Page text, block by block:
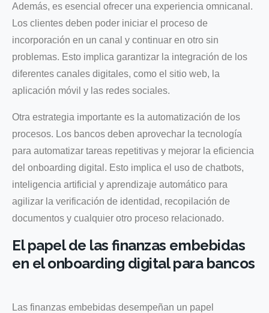
Además, es esencial ofrecer una experiencia omnicanal.
Los clientes deben poder iniciar el proceso de
incorporación en un canal y continuar en otro sin
problemas. Esto implica garantizar la integración de los
diferentes canales digitales, como el sitio web, la
aplicación móvil y las redes sociales.
Otra estrategia importante es la automatización de los
procesos. Los bancos deben aprovechar la tecnología
para automatizar tareas repetitivas y mejorar la eficiencia
del onboarding digital. Esto implica el uso de chatbots,
inteligencia artificial y aprendizaje automático para
agilizar la verificación de identidad, recopilación de
documentos y cualquier otro proceso relacionado.
El papel de las finanzas embebidas
en el onboarding digital para bancos
Las finanzas embebidas desempeñan un papel